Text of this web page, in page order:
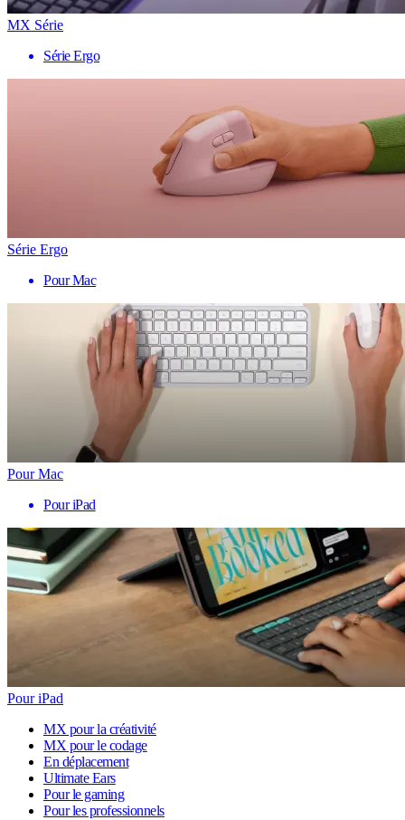
MX Série
Série Ergo
Série Ergo
Pour Mac
Pour Mac
Pour iPad
Pour iPad
MX pour la créativité
MX pour le codage
En déplacement
Ultimate Ears
Pour le gaming
Pour les professionnels